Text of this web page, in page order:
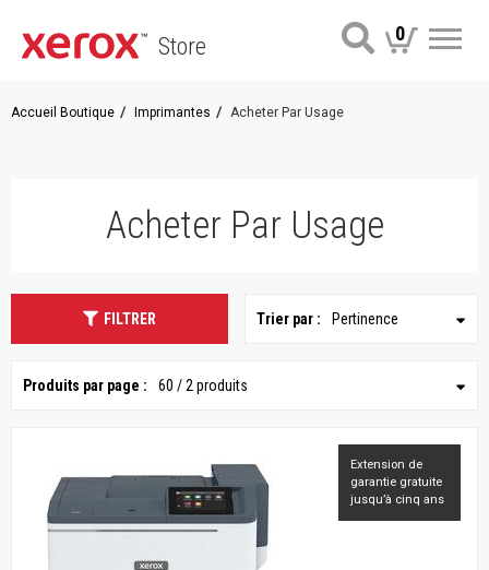
Store 0
Accueil Boutique Imprimantes Acheter Par Usage
Acheter Par Usage
FILTRER Trier par : Pertinence
Produits par page : 60 / 2 produits
Extension de
garantie gratuite
jusqu’à cinq ans